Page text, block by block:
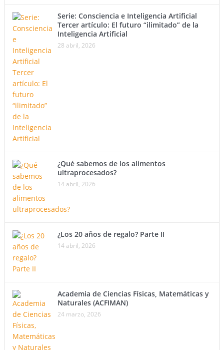
Serie: Consciencia e Inteligencia Artificial
Tercer artículo: El futuro “ilimitado” de la
Inteligencia Artificial
28 abril, 2026
¿Qué sabemos de los alimentos
ultraprocesados?
14 abril, 2026
¿Los 20 años de regalo? Parte II
14 abril, 2026
Academia de Ciencias Físicas, Matemáticas y
Naturales (ACFIMAN)
24 marzo, 2026